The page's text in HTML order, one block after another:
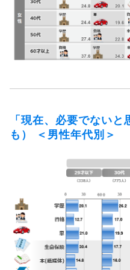
「現在、必要でない
も） ＜男性年代別＞